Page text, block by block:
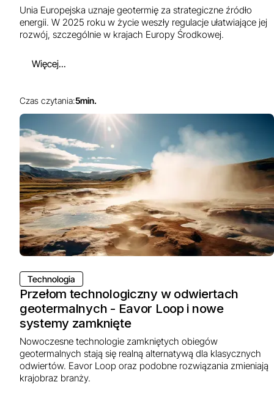
Unia Europejska uznaje geotermię za strategiczne źródło
energii. W 2025 roku w życie weszły regulacje ułatwiające jej
rozwój, szczególnie w krajach Europy Środkowej.
Więcej...
Czas czytania:5min.
Technologia
Przełom technologiczny w odwiertach
geotermalnych - Eavor Loop i nowe
systemy zamknięte
Nowoczesne technologie zamkniętych obiegów
geotermalnych stają się realną alternatywą dla klasycznych
odwiertów. Eavor Loop oraz podobne rozwiązania zmieniają
krajobraz branży.